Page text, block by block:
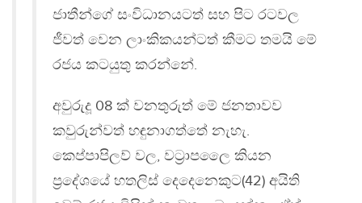
ජාතීන්ගේ සංවිධානයටත් සහ පිට රටවල
ජීවත් වෙන ලාංකිකයන්ටත් කීමට තමයි මේ
රජය කටයුතු කරන්නේ.
අවුරුදූ 08 ක් වනතුරුත් මේ ජනතාවව
කවුරුන්වත් හඳුනාගත්තේ නැහැ.
කෙප්පාපිලව් වල, වට්‍රාපලෛ කියන
ප්‍රදේශයේ හතලිස් දෙදෙනෙකුට(42) අයිති